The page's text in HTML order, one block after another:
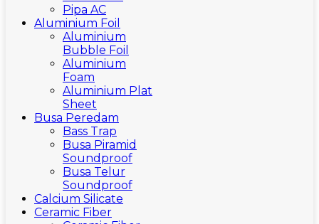
Lem Isolasi
Isolasi Pipa
Pipa AC
Refractories
Bata Tahan Api
Semen / Mortar
Semen Castable
Umum
Produk Peredam
Jasa Peredam
Pipa AC
Aluminium Foil
Aluminium
Bubble Foil
Aluminium
Foam
Aluminium Plat
Sheet
Busa Peredam
Bass Trap
Busa Piramid
Soundproof
Busa Telur
Soundproof
Calcium Silicate
Ceramic Fiber